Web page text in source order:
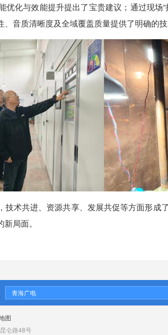
化与效能提升提出了宝贵建议；通过现
音质清晰度及全域覆盖质量提供了明确的技
术共进、资源共享、发展共促等方面形
局面。
青海广电
图
仑路48号